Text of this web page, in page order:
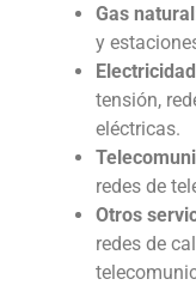
Gas natural
y
Electricidad
tensión,
eléctricas.
redes de
Otros
redes de